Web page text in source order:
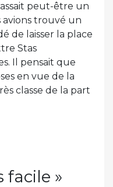
peut-être un
trouvé un
de laisser la place
Stas
Il pensait que
en vue de la
classe de la part
facile »